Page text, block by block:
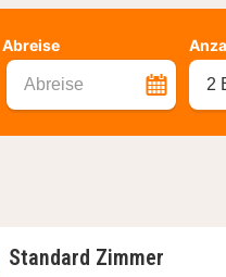
Abreise
Abreise 2
Standard Zimmer